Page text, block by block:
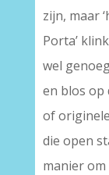
zijn, maar
Porta’
wel
en blos op
of
die open
manier om